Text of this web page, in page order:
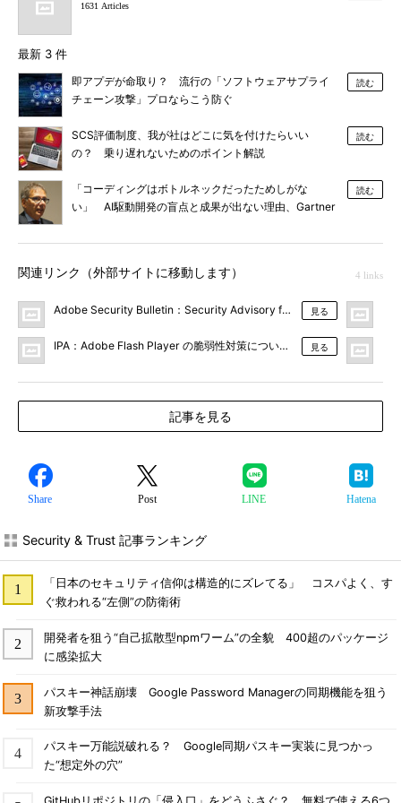
1631 Articles
最新 3 件
即アプデが命取り？ 流行の「ソフトウェアサプライ
チェーン攻撃」プロならこう防ぐ
読む
SCS評価制度、我が社はどこに気を付けたらいい
の？ 乗り遅れないためのポイント解説
読む
「コーディングはボトルネックだったためしがな
い」 AI駆動開発の盲点と成果が出ない理由、Gartner
読む
関連リンク（外部サイトに移動します） 4 links
Adobe Security Bulletin：Security Advisory for Adobe Flash Player
見る
IPA：Adobe Flash Player の脆弱性対策について(APSA15-04)(CVE-
見る
記事を見る
Share Post LINE Hatena
Security & Trust 記事ランキング
「日本のセキュリティ信仰は構造的にズレてる」 コスパよく、す
ぐ救われる“左側”の防衛術
開発者を狙う“自己拡散型npmワーム”の全貌 400超のパッケージ
に感染拡大
パスキー神話崩壊 Google Password Managerの同期機能を狙う
新攻撃手法
パスキー万能説破れる？ Google同期パスキー実装に見つかっ
た“想定外の穴”